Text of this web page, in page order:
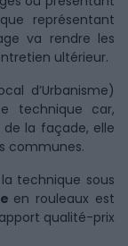
représentant
va rendre les
ultérieur.
d’Urbanisme)
technique car,
la façade, elle
communes.
technique sous
en rouleaux est
qualité-prix